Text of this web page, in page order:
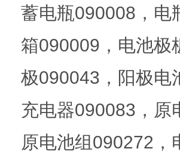
蓄电瓶090008，电
箱090009，电池极
极090043，阳极电
充电器090083，原
原电池组090272，